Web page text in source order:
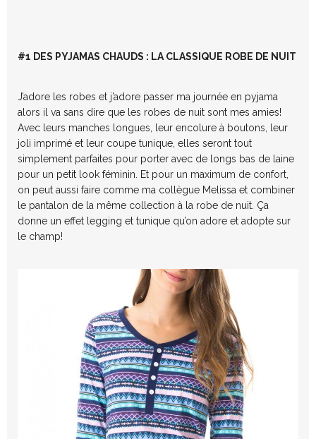
#1 DES PYJAMAS CHAUDS : LA CLASSIQUE ROBE DE NUIT
J’adore les robes et j’adore passer ma journée en pyjama
alors il va sans dire que les robes de nuit sont mes amies!
Avec leurs manches longues, leur encolure à boutons, leur
joli imprimé et leur coupe tunique, elles seront tout
simplement parfaites pour porter avec de longs bas de laine
pour un petit look féminin. Et pour un maximum de confort,
on peut aussi faire comme ma collègue Melissa et combiner
le pantalon de la même collection à la robe de nuit. Ça
donne un effet legging et tunique qu’on adore et adopte sur
le champ!